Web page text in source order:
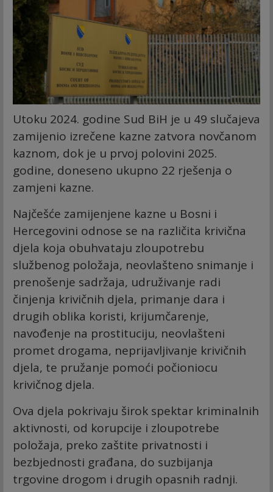
Utoku 2024. godine Sud BiH je u 49 slučajeva
zamijenio izrečene kazne zatvora novčanom
kaznom, dok je u prvoj polovini 2025.
godine, doneseno ukupno 22 rješenja o
zamjeni kazne.
Najčešće zamijenjene kazne u Bosni i
Hercegovini odnose se na različita krivična
djela koja obuhvataju zloupotrebu
službenog položaja, neovlašteno snimanje i
prenošenje sadržaja, udruživanje radi
činjenja krivičnih djela, primanje dara i
drugih oblika koristi, krijumčarenje,
navođenje na prostituciju, neovlašteni
promet drogama, neprijavljivanje krivičnih
djela, te pružanje pomoći počioniocu
krivičnog djela.
Ova djela pokrivaju širok spektar kriminalnih
aktivnosti, od korupcije i zloupotrebe
položaja, preko zaštite privatnosti i
bezbjednosti građana, do suzbijanja
trgovine drogom i drugih opasnih radnji.